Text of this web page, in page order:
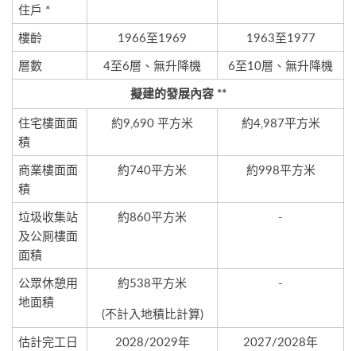
住戶 *
樓齡 1966至1969
1963至1977
層數
4至6層、無升降機 6至10層、無升降機
擬建的發展內容**
住宅樓面面
積
約9,690 平方米 約4,987平方米
商業樓面面
積
約740平方米 約998平方米
垃圾收集站
及公厠樓面
面積
約860平方米 -
公眾休憩用
地面積
約538平方米
(不計入地積比計算)
-
估計完工日
2028/2029年 2027/2028年